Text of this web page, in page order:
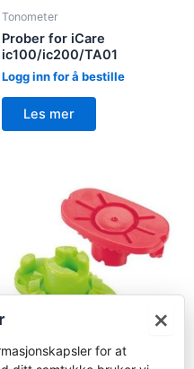
Tonometer
Prober for iCare
ic100/ic200/TA01
Logg inn for å bestille
Les mer
Forbruksvare
×
for at